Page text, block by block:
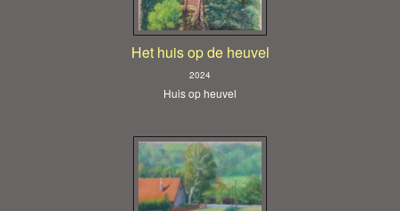
Het huis op de heuvel
2024
Huis op heuvel